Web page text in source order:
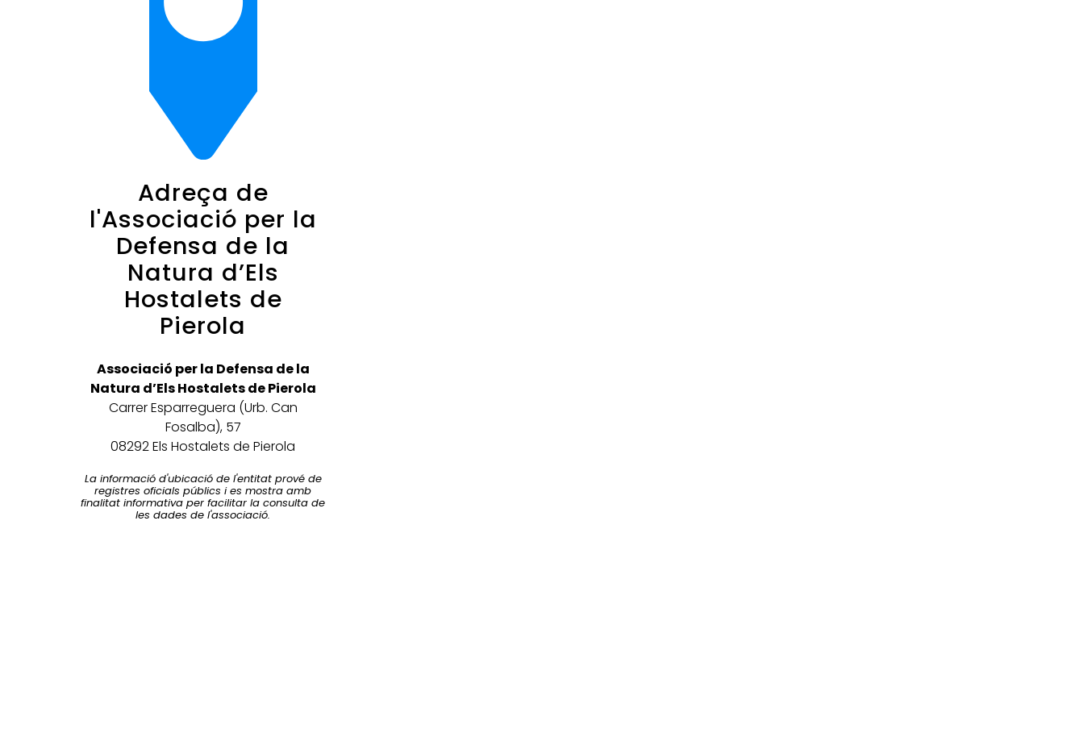
Adreça de
l'Associació per la
Defensa de la
Natura d’Els
Hostalets de
Pierola
Associació per la Defensa de la
Natura d’Els Hostalets de Pierola
Carrer Esparreguera (Urb. Can
Fosalba), 57
08292 Els Hostalets de Pierola
La informació d'ubicació de l'entitat prové de
registres oficials públics i es mostra amb
finalitat informativa per facilitar la consulta de
les dades de l'associació.